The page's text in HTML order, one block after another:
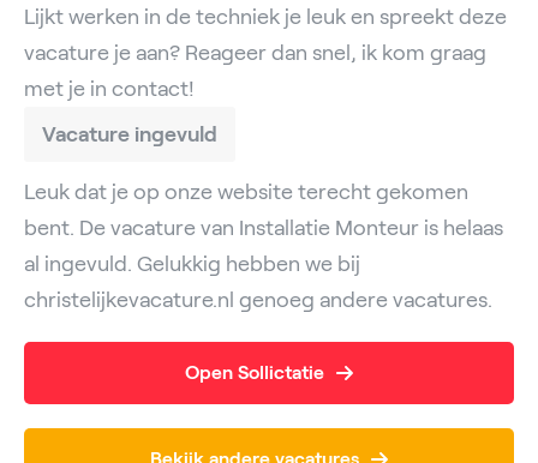
Lijkt werken in de techniek je leuk en spreekt deze
vacature je aan? Reageer dan snel, ik kom graag
met je in contact!
Vacature ingevuld
Leuk dat je op onze website terecht gekomen
bent. De vacature van Installatie Monteur is helaas
al ingevuld. Gelukkig hebben we bij
christelijkevacature.nl genoeg andere vacatures.
Open Sollictatie
Bekijk andere vacatures